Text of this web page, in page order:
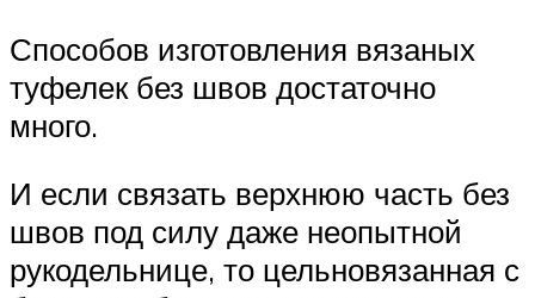
Способов изготовления вязаных
туфелек без швов достаточно
много.
И если связать верхнюю часть без
швов под силу даже неопытной
рукодельнице, то цельновязанная с